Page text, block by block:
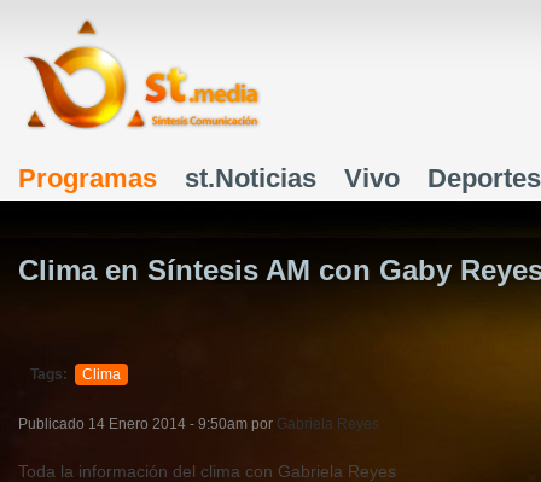
Menú principal
Programas st.Noticias Vivo Deportes
Clima en Síntesis AM con Gaby
Tags: Clima
Publicado 14 Enero 2014 - 9:50am por Gabriela Reyes
Toda la información del clima con Gabriela Reyes